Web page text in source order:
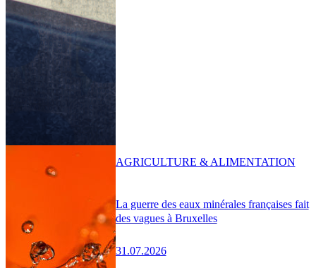
La guerre des eaux minérales françaises fait
des vagues à Bruxelles
31.07.2026
AGRICULTURE & ALIMENTATION